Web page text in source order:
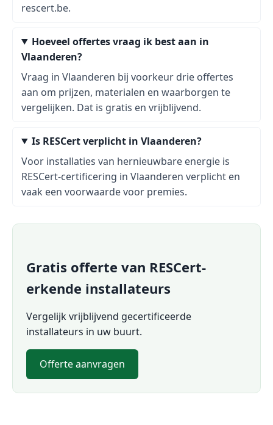
rescert.be.
Hoeveel offertes vraag ik best aan in
Vlaanderen?
Vraag in Vlaanderen bij voorkeur drie offertes
aan om prijzen, materialen en waarborgen te
vergelijken. Dat is gratis en vrijblijvend.
Is RESCert verplicht in Vlaanderen?
Voor installaties van hernieuwbare energie is
RESCert-certificering in Vlaanderen verplicht en
vaak een voorwaarde voor premies.
Gratis offerte van RESCert-
erkende installateurs
Vergelijk vrijblijvend gecertificeerde
installateurs in uw buurt.
Offerte aanvragen